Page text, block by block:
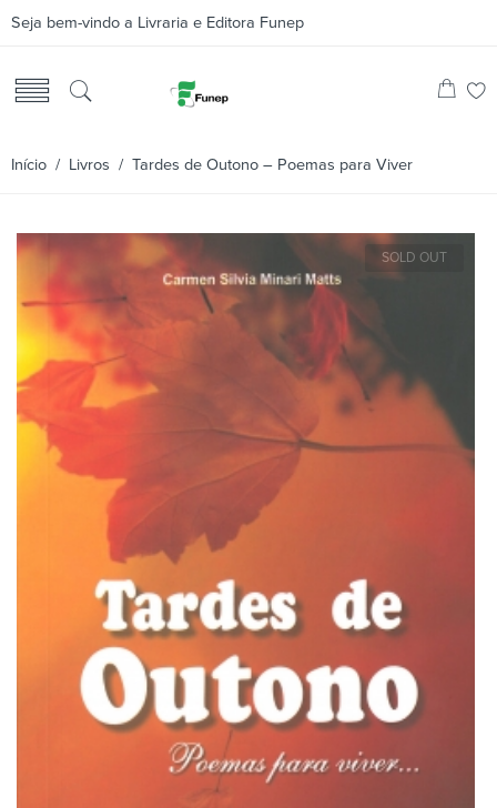
Seja bem-vindo a Livraria e Editora Funep
Início / Livros / Tardes de Outono – Poemas para Viver
SOLD OUT